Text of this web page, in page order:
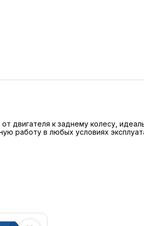
двигателя к заднему колесу,
работу в любых условиях